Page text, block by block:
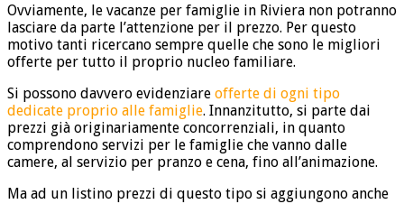
Ovviamente, le vacanze per famiglie in Riviera non potranno
lasciare da parte l’attenzione per il prezzo. Per questo
motivo tanti ricercano sempre quelle che sono le migliori
offerte per tutto il proprio nucleo familiare.
Si possono davvero evidenziare offerte di ogni tipo
dedicate proprio alle famiglie. Innanzitutto, si parte dai
prezzi già originariamente concorrenziali, in quanto
comprendono servizi per le famiglie che vanno dalle
camere, al servizio per pranzo e cena, fino all’animazione.
Ma ad un listino prezzi di questo tipo si aggiungono anche